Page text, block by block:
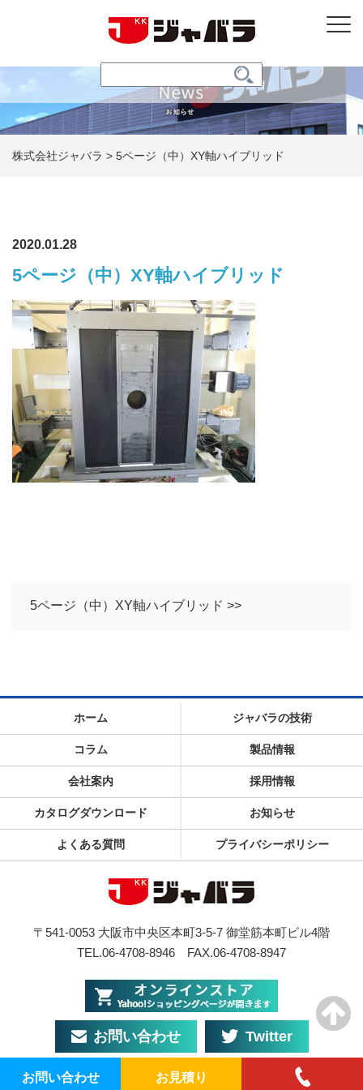
株式会社ジャバラ > 5ページ（中）XY軸ハイブリッド
2020.01.28
5ページ（中）XY軸ハイブリッド
5ページ（中）XY軸ハイブリッド >>
ホーム ジャバラの技術
コラム 製品情報
会社案内 採用情報
カタログダウンロード お知らせ
よくある質問 プライバシーポリシー
〒541-0053 大阪市中央区本町3-5-7 御堂筋本町ビル4階
TEL.06-4708-8946 FAX.06-4708-8947
お問い合わせ Twitter
© JABARA Co., Ltd. All Rights Reserved.
お問い合わせ お見積り